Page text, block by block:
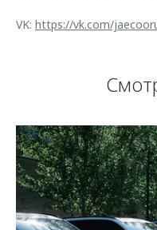
VK: https://vk.com/